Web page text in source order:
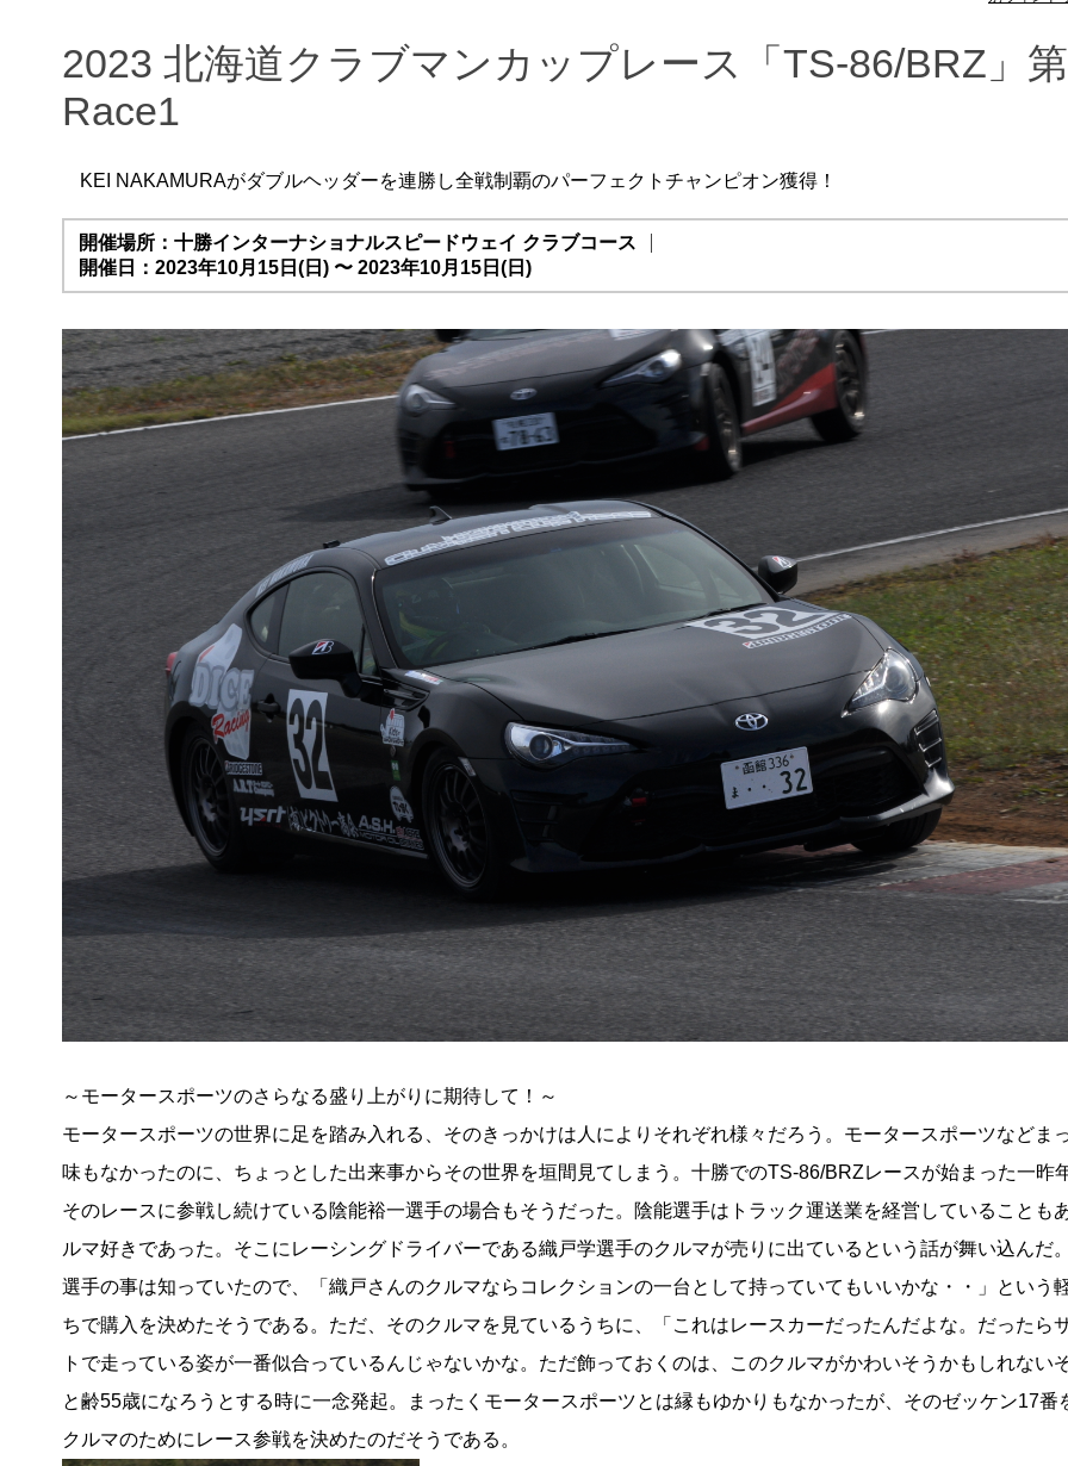
2023 北海道クラブマンカップレース「TS-86/BRZ」
Race1
KEI NAKAMURAがダブルヘッダーを連勝し全戦制覇のパーフェクトチャンピオン獲得！
開催場所：十勝インターナショナルスピードウェイ クラブコース
開催日：2023年10月15日(日) 〜 2023年10月15日(日)
～モータースポーツのさらなる盛り上がりに期待して！～
モータースポーツの世界に足を踏み入れる、そのきっかけは人によりそれぞれ様々だろう。モータースポーツなどま
味もなかったのに、ちょっとした出来事からその世界を垣間見てしまう。十勝でのTS-86/BRZレースが始まった一昨
そのレースに参戦し続けている陰能裕一選手の場合もそうだった。陰能選手はトラック運送業を経営していることも
ルマ好きであった。そこにレーシングドライバーである織戸学選手のクルマが売りに出ているという話が舞い込んだ
選手の事は知っていたので、「織戸さんのクルマならコレクションの一台として持っていてもいいかな・・」という
ちで購入を決めたそうである。ただ、そのクルマを見ているうちに、「これはレースカーだったんだよな。だったら
トで走っている姿が一番似合っているんじゃないかな。ただ飾っておくのは、このクルマがかわいそうかもしれないぞ
と齢55歳になろうとする時に一念発起。まったくモータースポーツとは縁もゆかりもなかったが、そのゼッケン17番
クルマのためにレース参戦を決めたのだそうである。